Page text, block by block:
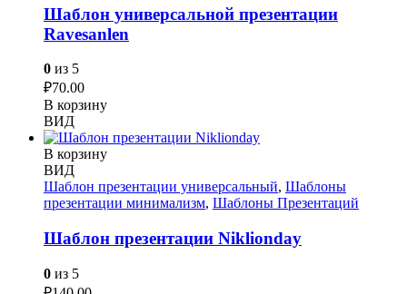
Шаблон универсальной презентации
Ravesanlen
0 из 5
₽70.00
В корзину
ВИД
В корзину
ВИД
Шаблон презентации универсальный, Шаблоны
презентации минимализм, Шаблоны Презентаций
Шаблон презентации Niklionday
0 из 5